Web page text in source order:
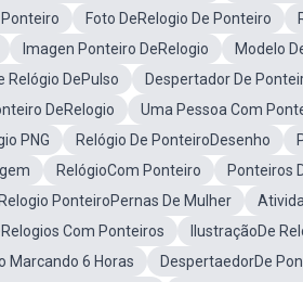
Foto DeRelogio De Ponteiro
Imagen Ponteiro DeRelogio
Modelo
Relógio DePulso Despertador De
DeRelogio
Uma Pessoa Com
PNG Relógio De PonteiroDesenho
RelógioCom Ponteiro
Ponteiros
Relogio PonteiroPernas De Mulher
Com Ponteiros IlustraçãoDe
Marcando 6 Horas
DespertaedorDe